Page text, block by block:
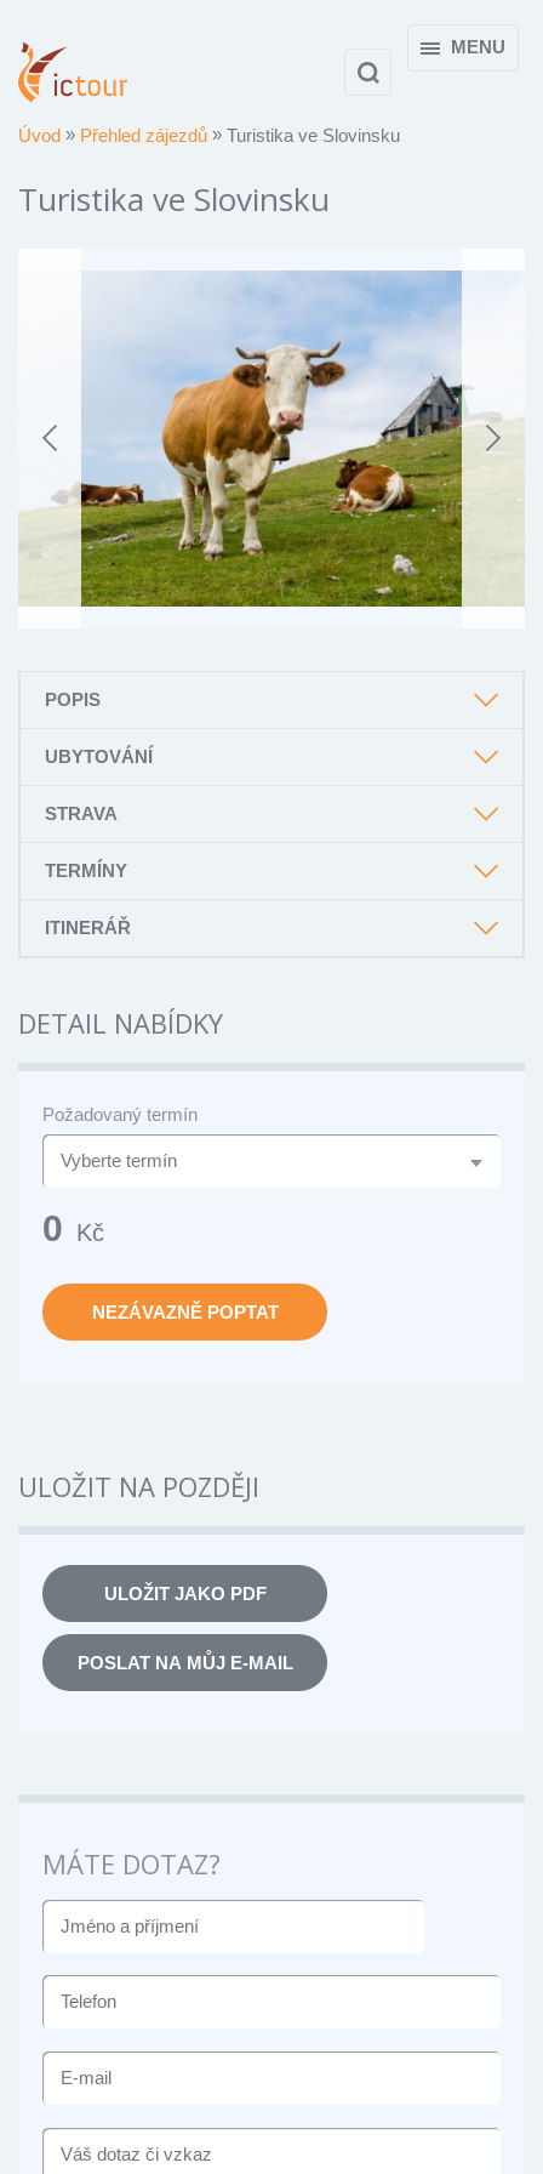
MENU
Úvod Přehled zájezdů Turistika ve Slovinsku
Turistika ve Slovinsku
POPIS
UBYTOVÁNÍ
STRAVA
TERMÍNY
ITINERÁŘ
DETAIL NABÍDKY
Požadovaný termín
0 Kč
NEZÁVAZNĚ POPTAT
ULOŽIT NA POZDĚJI
ULOŽIT JAKO PDF
POSLAT NA MŮJ E-MAIL
MÁTE DOTAZ?
JMÉNO
TELEFON
E-
MAIL
VÁŠ
DOTAZ